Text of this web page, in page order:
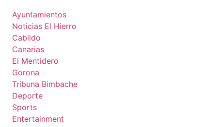
Ayuntamientos
Noticias El Hierro
Cabildo
Canarias
El Mentidero
Gorona
Tribuna Bimbache
Deporte
Sports
Entertainment